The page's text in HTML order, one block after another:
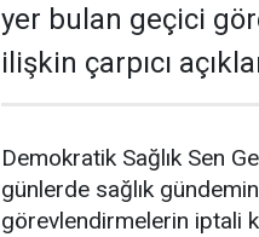
yer bulan geçici
ilişkin çarpıcı
Demokratik Sağlık Sen
günlerde sağlık
görevlendirmelerin iptali